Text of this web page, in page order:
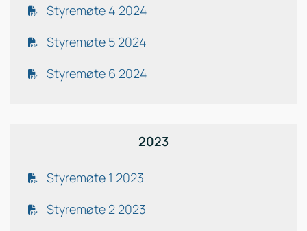
Styremøte 4 2024
Styremøte 5 2024
Styremøte 6 2024
2023
Styremøte 1 2023
Styremøte 2 2023